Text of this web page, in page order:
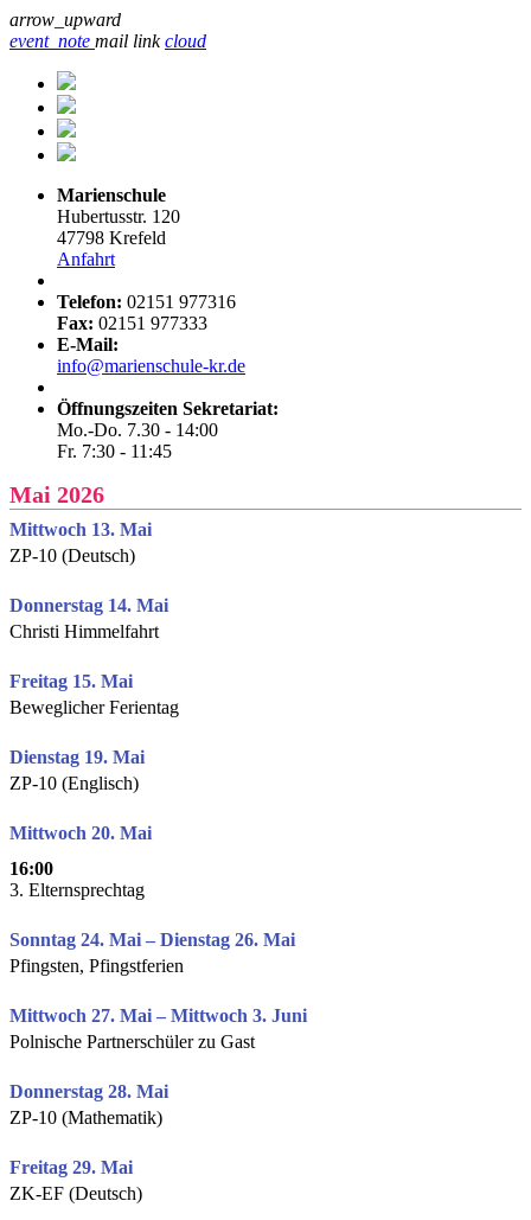
arrow_upward
event_note mail link cloud
Marienschule
Hubertusstr. 120
47798 Krefeld
Anfahrt
Telefon: 02151 977316
Fax: 02151 977333
E-Mail:
info@marienschule-kr.de
Öffnungszeiten Sekretariat:
Mo.-Do. 7.30 - 14:00
Fr. 7:30 - 11:45
Mai 2026
Mittwoch 13. Mai
ZP-10 (Deutsch)
Donnerstag 14. Mai
Christi Himmelfahrt
Freitag 15. Mai
Beweglicher Ferientag
Dienstag 19. Mai
ZP-10 (Englisch)
Mittwoch 20. Mai
16:00
3. Elternsprechtag
Sonntag 24. Mai – Dienstag 26. Mai
Pfingsten, Pfingstferien
Mittwoch 27. Mai – Mittwoch 3. Juni
Polnische Partnerschüler zu Gast
Donnerstag 28. Mai
ZP-10 (Mathematik)
Freitag 29. Mai
ZK-EF (Deutsch)